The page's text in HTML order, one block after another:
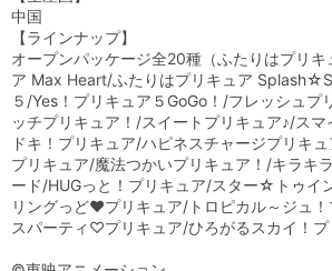
中国
【ラインナップ】
オープンパッケージ全20種（ふたりはプリキ
ア Max Heart/ふたりはプリキュア
５/Yes！プリキュア５GoGo！/フレッシュプ
ッチプリキュア！/スイートプリキュア♪/ス
ドキ！プリキュア/ハピネスチャージプリキ
プリキュア/魔法つかいプリキュア！/キラキ
ード/HUGっと！プリキュア/スター☆トゥイ
リングっど♥プリキュア/トロピカル～ジュ
スパーティ♡プリキュア/ひろがるスカイ！プ